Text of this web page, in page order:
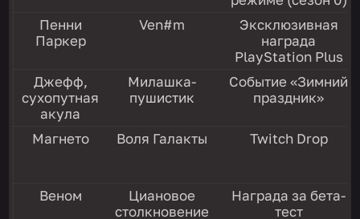
Пенни
Паркер
Ven#m
Эксклюзивная
награда
PlayStation Plus
Джефф,
сухопутная
акула
Милашка-
пушистик
Событие «Зимний
праздник»
Магнето Воля Галакты Twitch Drop
Веном
Циановое
столкновение
Награда за бета-
тест